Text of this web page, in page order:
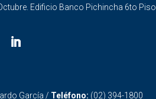
Edificio Banco Pichincha 6to Piso
García / Teléfono: (02) 394-1800